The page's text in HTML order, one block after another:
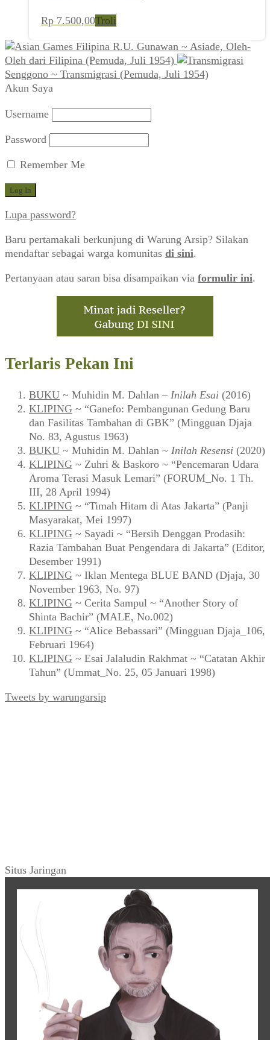
Rp 7.500,00Troli
R.U. Gunawan ~ Asiade, Oleh-
Oleh dari Filipina (Pemuda, Juli 1954)
Senggono ~ Transmigrasi (Pemuda, Juli 1954)
Akun Saya
Username
Password
Remember Me
Lupa password?
Baru pertamakali berkunjung di Warung Arsip? Silakan
mendaftar sebagai warga komunitas di sini.
Pertanyaan atau saran bisa disampaikan via formulir ini.
Terlaris Pekan Ini
BUKU ~ Muhidin M. Dahlan – Inilah Esai (2016)
KLIPING ~ “Ganefo: Pembangunan Gedung Baru
dan Fasilitas Tambahan di GBK” (Mingguan Djaja
No. 83, Agustus 1963)
BUKU ~ Muhidin M. Dahlan ~ Inilah Resensi (2020)
KLIPING ~ Zuhri & Baskoro ~ “Pencemaran Udara
Aroma Terasi Masuk Lemari” (FORUM_No. 1 Th.
III, 28 April 1994)
KLIPING ~ “Timah Hitam di Atas Jakarta” (Panji
Masyarakat, Mei 1997)
KLIPING ~ Sayadi ~ “Bersih Denggan Prodasih:
Razia Tambahan Buat Pengendara di Jakarta” (Editor,
Desember 1991)
KLIPING ~ Iklan Mentega BLUE BAND (Djaja, 30
November 1963, No. 97)
KLIPING ~ Cerita Sampul ~ “Another Story of
Shinta Bachir” (MALE, No.002)
KLIPING ~ “Alice Bebassari” (Mingguan Djaja_106,
Februari 1964)
KLIPING ~ Esai Jalaludin Rakhmat ~ “Catatan Akhir
Tahun” (Ummat_No. 25, 05 Januari 1998)
Tweets by warungarsip
Situs Jaringan